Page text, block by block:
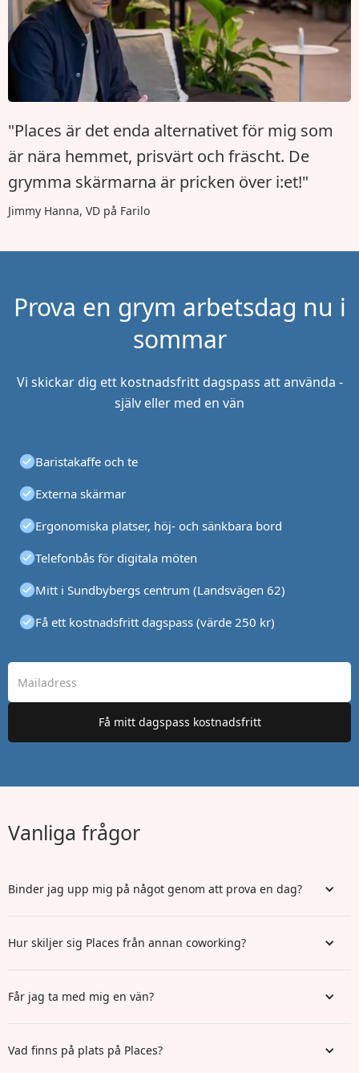
"Places är det enda alternativet för mig som
är nära hemmet, prisvärt och fräscht. De
grymma skärmarna är pricken över i:et!"
Jimmy Hanna, VD på Farilo
Prova en grym arbetsdag nu i
sommar
Vi skickar dig ett kostnadsfritt dagspass att använda -
själv eller med en vän
Baristakaffe och te
Externa skärmar
Ergonomiska platser, höj- och sänkbara bord
Telefonbås för digitala möten
Mitt i Sundbybergs centrum (Landsvägen 62)
Få ett kostnadsfritt dagspass (värde 250 kr)
Vanliga frågor
Binder jag upp mig på något genom att prova en dag?
Hur skiljer sig Places från annan coworking?
Får jag ta med mig en vän?
Vad finns på plats på Places?